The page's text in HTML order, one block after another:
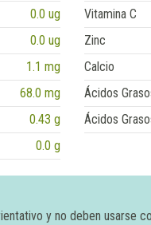
0.0 ug Vitamina C
0.0 ug Zinc
1.1 mg Calcio
68.0 mg Ácidos
0.43 g Ácidos
0.0 g
y no deben usarse